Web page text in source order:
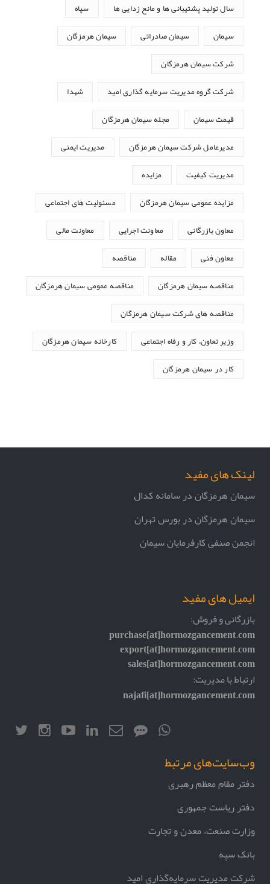
سال تولید پشتیبانی ها و مانع زدایی ها سپاه
سیمان سیمان صادراتی سیمان هرمزگان
شرکت سیمان هرمزگان
شرکت گروه مدیریت سرمایه گذاری امید شهدا
قیمت سیمان مجله سیمان هرمزگان
مدیرعامل شرکت سیمان هرمزگان مدیریت ایمنی
مدیریت کیفیت مزایده
مزایده عمومی سیمان هرمزگان مسئولیت های اجتماعی
معاون بازرگانی معاونت اجرایی معاونت مالی
معاون فنی مقاله مناقصه
مناقصه سیمان هرمزگان مناقصه عمومی سیمان هرمزگان
مناقصه های شرکت سیمان هرمزگان
وزیر تعاون، کار و رفاه اجتماعی کارخانه سیمان هرمزگان
کار در سیمان هرمزگان
لینک های مفید
سیمان هرمزگان در سامانه کدال
سیمان هرمزگان در بورس تهران
انجمن صنفی کارفرمایان سیمان
ایمیل های مفید
بازرگانی و فروش:
purchase[at]hormozgancement.com
export[at]hormozgancement.com
sales[at]hormozgancement.com
ارتباط با مدیریت:
najafi[at]hormozgancement.com
وب‌سایت‌های مرتبط
دفتر مقام معظم رهبری
دفتر ریاست جمهوری
وزارت صنعت، معدن و تجارت
بانک سپه
شرکت مدیریت سرمایه‌گذاری امید